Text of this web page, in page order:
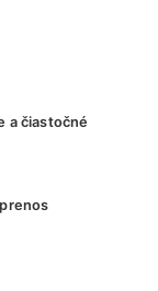
a čiastočné